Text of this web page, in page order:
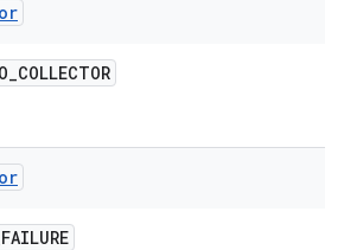
_COLLECTOR
FAILURE